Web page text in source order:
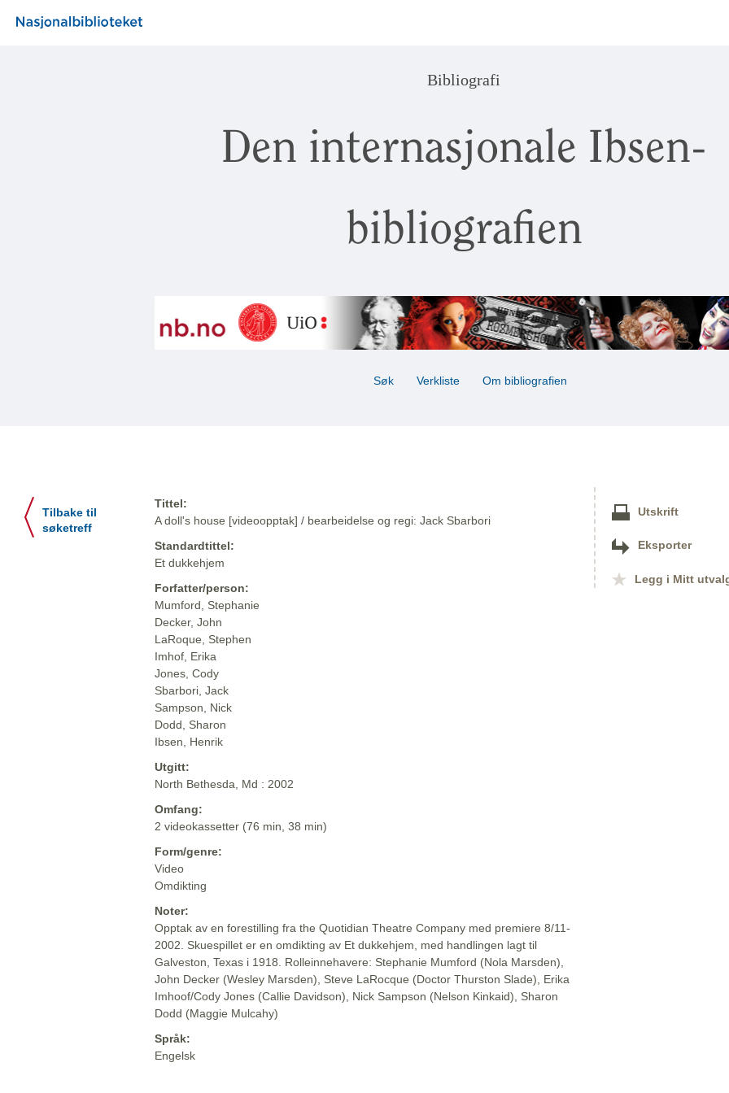
Bibliografi
Den internasjonale Ibsen-
bibliografien
Søk Verkliste Om bibliografien
Tilbake til
søketreff
Tittel:
A doll's house [videoopptak] / bearbeidelse og regi: Jack Sbarbori
Standardtittel:
Et dukkehjem
Forfatter/person:
Mumford, Stephanie
Decker, John
LaRoque, Stephen
Imhof, Erika
Jones, Cody
Sbarbori, Jack
Sampson, Nick
Dodd, Sharon
Ibsen, Henrik
Utgitt:
North Bethesda, Md : 2002
Omfang:
2 videokassetter (76 min, 38 min)
Form/genre:
Video
Omdikting
Noter:
Opptak av en forestilling fra the Quotidian Theatre Company med premiere 8/11-
2002. Skuespillet er en omdikting av Et dukkehjem, med handlingen lagt til
Galveston, Texas i 1918. Rolleinnehavere: Stephanie Mumford (Nola Marsden),
John Decker (Wesley Marsden), Steve LaRocque (Doctor Thurston Slade), Erika
Imhoof/Cody Jones (Callie Davidson), Nick Sampson (Nelson Kinkaid), Sharon
Dodd (Maggie Mulcahy)
Språk:
Engelsk
Utskrift
Eksporter
Legg i Mitt